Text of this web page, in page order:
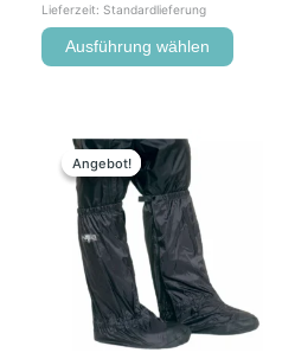
Lieferzeit: Standardlieferung
Ausführung wählen
Angebot!
Angebot!
Ursprünglicher
Preis
war:
24,95 €
Aktueller
Preis
ist:
19,00 €.
können